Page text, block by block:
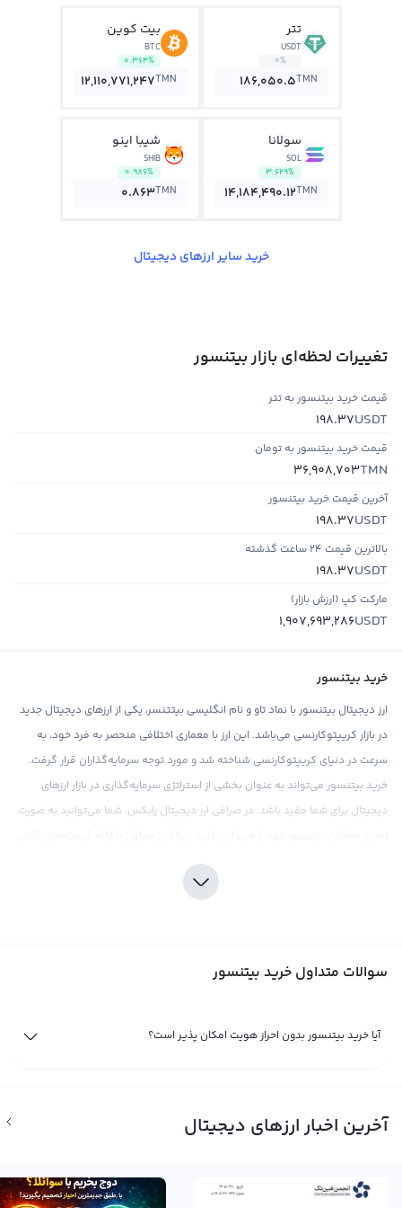
تتر
USDT
0%
186,050.5TMN
بیت کوین
BTC
0.364%
12,110,771,247TMN
سولانا
SOL
3.629%
14,184,490.12TMN
شیبا اینو
SHIB
0.986%
0.863TMN
خرید سایر ارزهای دیجیتال
تغییرات لحظه‌ای بازار بیتنسور
قیمت خرید بیتنسور به تتر
USDT
198.37
قیمت خرید بیتنسور به تومان
TMN
36,908,703
آخرین قیمت خرید بیتنسور
USDT
198.37
بالاترین قیمت ۲۴ ساعت گذشته
USDT
198.37
مارکت کپ (ارزش بازار)
USDT
1,907,693,286
خرید بیتنسور
ارز دیجیتال بیتنسور با نماد تاو و نام انگلیسی بیتتنسر، یکی از ارزهای دیجیتال جدید
در بازار کریپتوکارنسی می‌باشد. این ارز با معماری اختلافی منحصر به فرد خود، به
سرعت در دنیای کریپتوکارنسی شناخته شد و مورد توجه سرمایه‌گذاران قرار گرفت.
خرید بیتنسور می‌تواند به عنوان بخشی از استراتژی سرمایه‌گذاری در بازار ارزهای
دیجیتال برای شما مفید باشد. در صرافی ارز دیجیتال رابکس، شما می‌توانید به صورت
و کارمزد مناسب، بهترین تجربه خرید را برای کاربران خود فراهم می‌کند.
برای سرمایه‌گذاری در بیتنسور، باید به دقت و توجه این نوع سرمایه‌گذاری پرداخته
تحلیل در خرید این ارز بسیار مهم است. همچنین، باید توجه داشت که بعضی از
یک سود و ضرر فرضی است. تنها زمانی سود یا زیان شما نهایی می‌شود که شما به
ارز دیجیتال رابکس با بهترین قیمت بازار به فروش بیتنسور پرداخته و خروجی آن را به
سوالات متداول خرید بیتنسور
آیا خرید بیتنسور بدون احراز هویت امکان پذیر است؟
آخرین اخبار ارزهای دیجیتال